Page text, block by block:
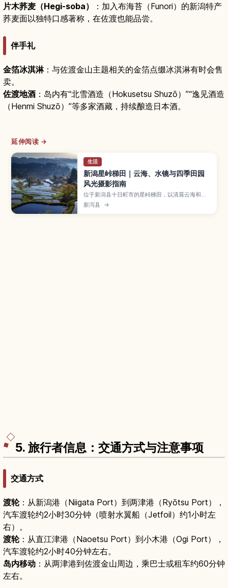
片木荞麦（Hegi-soba）
：加入布海苔（Funori）的新潟特产
荞麦面以独特口感著称，在佐渡也能品尝。
伴手礼
金箔冰淇淋：与佐渡金山主题相关的金箔点缀冰淇淋有时会售
卖。
佐渡地酒 ：岛内有“北雪酒造（Hokusetsu Shuzō）”“逸见酒造
（Henmi Shuzō）”等多家酒藏，持续酿造日本酒。
延伸阅读 →
生活
新潟星峠梯田｜云海、水镜与四季田园
风光摄影指南
位于新潟县十日町市的星峠梯田，以清晨云海和映
照天空的“水镜”景色闻名，是日本代表性的田园绝
景。本文将介绍最佳拍摄季节和时间、主要观景点
新泻县 →
5. 旅行者信息：交通方式与注意事项
交通方式
渡轮：从新潟港（Niigata Port）到两津港（Ryōtsu Port），
汽车渡轮约2小时30分钟（喷射水翼船（Jetfoil）约1小时左
右）。
渡轮：从直江津港（Naoetsu Port）到小木港（Ogi Port），
汽车渡轮约2小时40分钟左右。
岛内移动 ：从两津港到佐渡金山周边，乘巴士或租车约60分钟
左右。